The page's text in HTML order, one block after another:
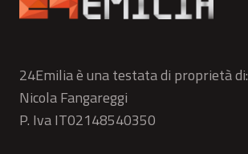
24Emilia è una testata di proprietà di:
Nicola Fangareggi
P. Iva IT02148540350